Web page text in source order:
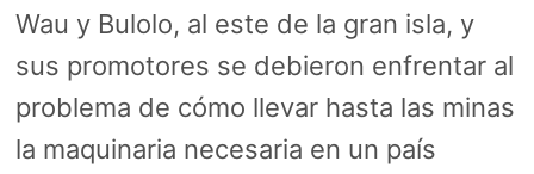
Wau y Bulolo, al este de la gran isla, y
sus promotores se debieron enfrentar al
problema de cómo llevar hasta las minas
la maquinaria necesaria en un país